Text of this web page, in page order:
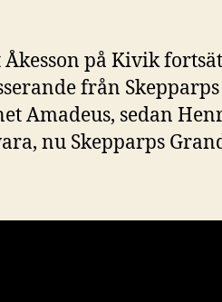
på Kivik
från Skepparps
Amadeus, sedan
nu Skepparps